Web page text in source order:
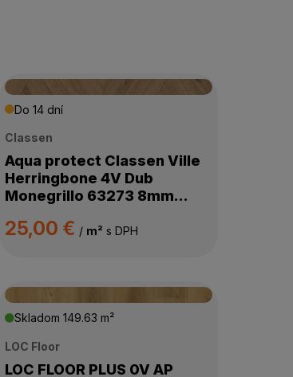
Do 14 dní
Classen
Aqua protect Classen Ville
Herringbone 4V Dub
Monegrillo 63273 8mm
25,00 € / m² s DPH
Skladom 149.63 m²
LOC Floor
LOC FLOOR PLUS 0V AP